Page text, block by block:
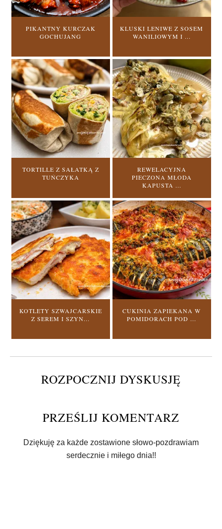
PIKANTNY KURCZAK
GOCHUJANG
KLUSKI LENIWE Z SOSEM
WANILIOWYM I ...
TORTILLE Z SAŁATKĄ Z
TUŃCZYKA
REWELACYJNA
PIECZONA MŁODA
KAPUSTA ...
KOTLETY SZWAJCARSKIE
Z SEREM I SZYN...
CUKINIA ZAPIEKANA W
POMIDORACH POD ...
ROZPOCZNIJ DYSKUSJĘ
PRZEŚLIJ KOMENTARZ
Dziękuję za każde zostawione słowo-pozdrawiam
serdecznie i miłego dnia!!